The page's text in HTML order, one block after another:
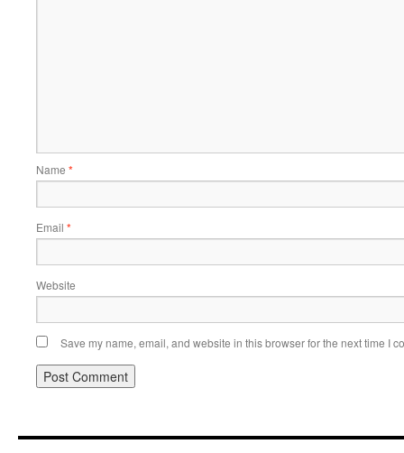
Name *
Email *
Website
Save my name, email, and website in this browser for the next time I